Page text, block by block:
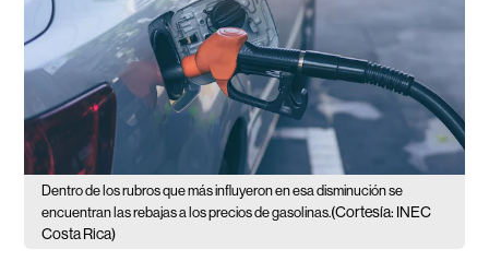
Dentro de los rubros que más influyeron en esa disminución se
encuentran las rebajas a los precios de gasolinas.(Cortesía: INEC
Costa Rica)